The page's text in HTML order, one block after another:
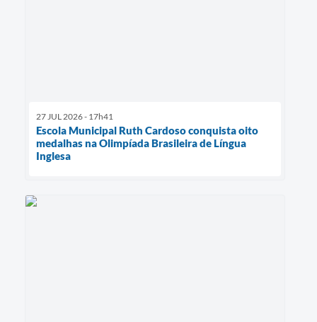
27 JUL 2026 - 17h41
Escola Municipal Ruth Cardoso conquista oito
medalhas na Olimpíada Brasileira de Língua
Inglesa